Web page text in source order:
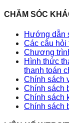
CHĂM SÓC
Hướng dẫn
Các câu hỏi
Chương
Hình thức
thanh toán
Chính sách
Chính sách
Chính sách
Chính sách